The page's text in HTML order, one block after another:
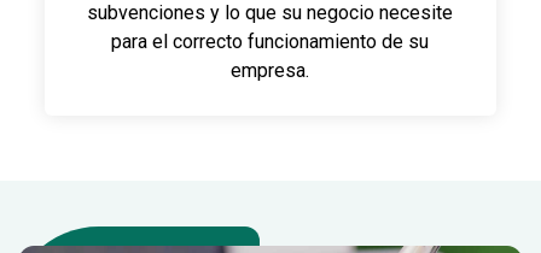
subvenciones y lo que su negocio necesite
para el correcto funcionamiento de su
empresa.